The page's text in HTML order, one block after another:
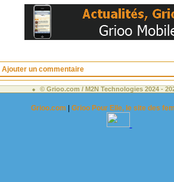
Ajouter un commentaire
© Grioo.com / M2N Technologies 2024 -
Grioo.com |Grioo Pour Elle, le site des